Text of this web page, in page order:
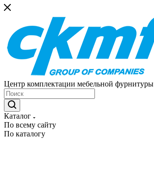
Центр комплектации мебельной фурнитуры
Каталог
По всему сайту
По каталогу